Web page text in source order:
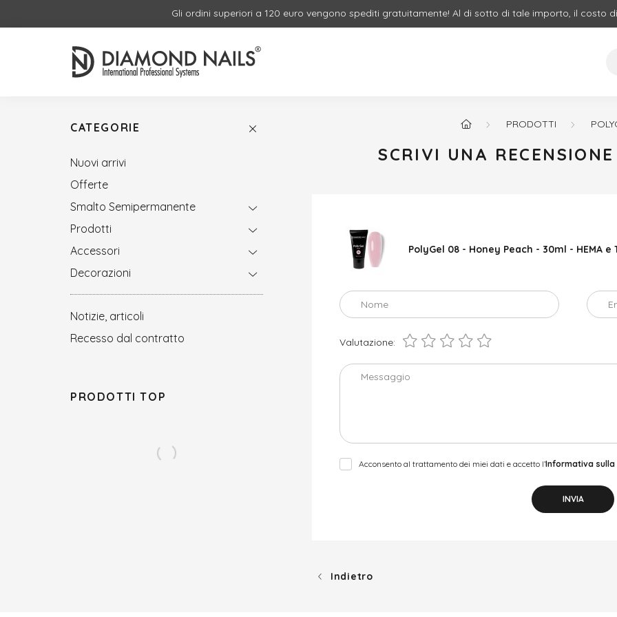
Gli ordini superiori a 120 euro vengono spediti gratuitamente! Al di sotto di tale importo, il costo
CATEGORIE
Nuovi arrivi
Offerte
Smalto Semipermanente
Prodotti
Accessori
Decorazioni
Notizie, articoli
Recesso dal contratto
PRODOTTI TOP
PRODOTTI
SCRIVI UNA
PolyGel 08 - Honey Peach - 30ml - HEMA e
Nome
Valutazione:
Messaggio
Acconsento al trattamento dei miei dati e accetto l’Informativa sulla
INVIA
Indietro